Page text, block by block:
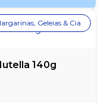
140g
Geleias & Cia